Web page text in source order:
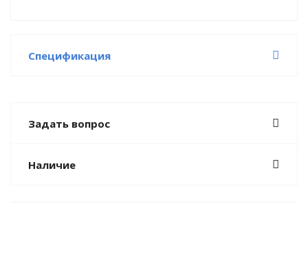
Спецификация
Задать вопрос
Наличие